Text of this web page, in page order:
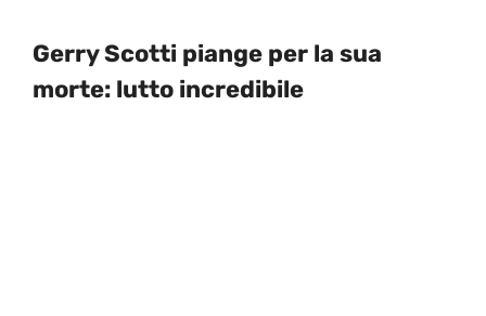
Gerry Scotti piange per la sua
morte: lutto incredibile